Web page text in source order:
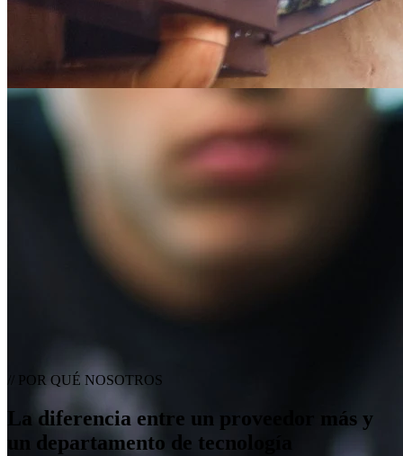
POR QUÉ NOSOTROS
La diferencia entre un proveedor más y
un departamento de tecnología